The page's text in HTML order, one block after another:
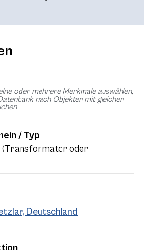
oder mehrere Merkmale auswählen,
nach Objekten mit gleichen
/ Typ
oder
Deutschland